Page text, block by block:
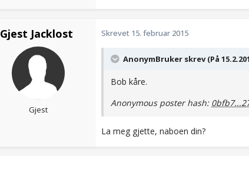
Gjest Jacklost
Gjest
Skrevet 15. februar 2015
AnonymBruker skrev (På
Bob kåre.
Anonymous poster hash:
La meg gjette, naboen din?